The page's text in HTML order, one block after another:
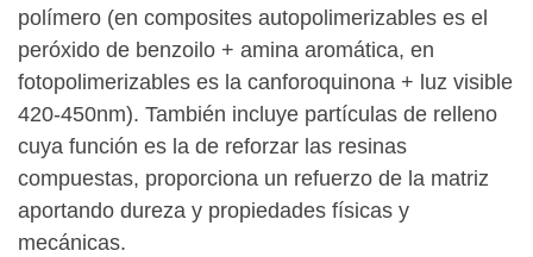
polímero (en composites autopolimerizables es el
peróxido de benzoilo + amina aromática, en
fotopolimerizables es la canforoquinona + luz visible
420-450nm). También incluye partículas de relleno
cuya función es la de reforzar las resinas
compuestas, proporciona un refuerzo de la matriz
aportando dureza y propiedades físicas y
mecánicas.